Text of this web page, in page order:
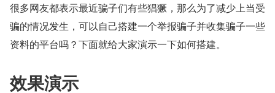
很多网友都表示最近骗子们有些猖獗，那么为了减少上当受
骗的情况发生，可以自己搭建一个举报骗子并收集骗子一些
资料的平台吗？下面就给大家演示一下如何搭建。
效果演示